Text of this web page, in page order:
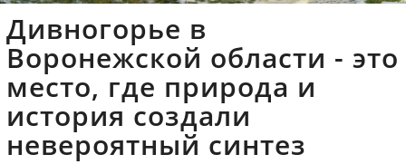
Дивногорье в
Воронежской области - это
место, где природа и
история создали
невероятный синтез